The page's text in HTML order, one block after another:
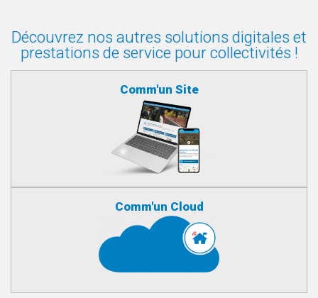
Découvrez nos autres solutions digitales et
prestations de service pour collectivités !
Comm'un Site
Comm'un Cloud